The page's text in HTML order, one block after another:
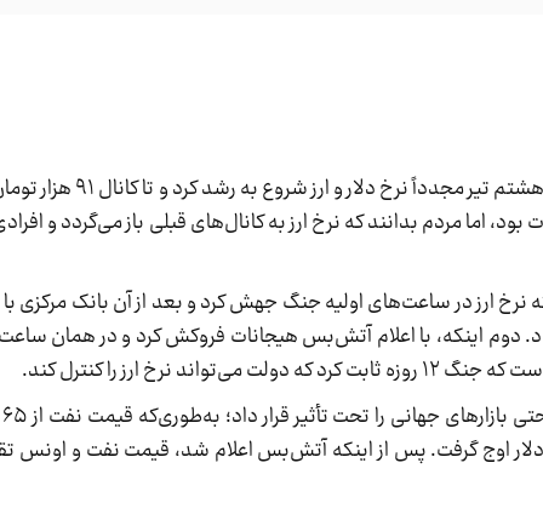
، محمود ناظمی اظهار کرد: از روز
اما مردم بدانند که نرخ ارز به کانال‌های قبلی باز می‌گردد و
ارز در ساعت‌های اولیه جنگ جهش کرد و بعد از آن بانک مرکزی با
دوم اینکه، با اعلام آتش‌بس هیجانات فروکش کرد و در همان
ارز را کنترل کند.
اونس از محدوده ۳۳۰۰ دلار تا بیش از ۳۴۰۰ دلار اوج گرفت. پس از اینکه آتش‌بس اعلام شد، قیمت